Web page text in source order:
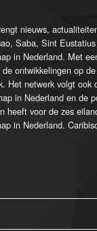
nieuws,
Saba, Sint
in Nederland. Met
ontwikkelingen op
Het netwerk volgt ook
in Nederland en de
heeft voor de zes
in Nederland.